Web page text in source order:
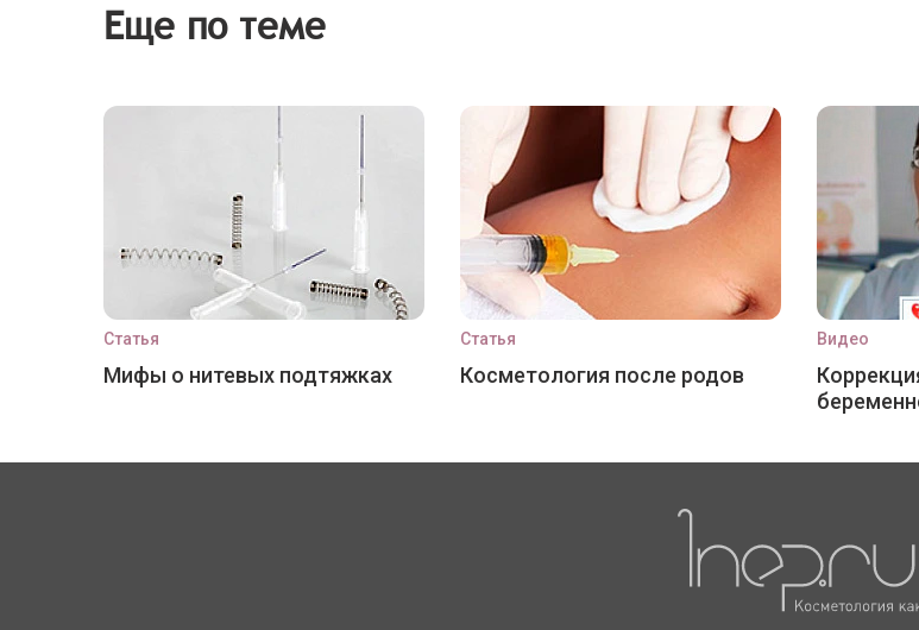
Еще по теме
Статья
Мифы о нитевых подтяжках
Статья
Косметология после родов
Видео